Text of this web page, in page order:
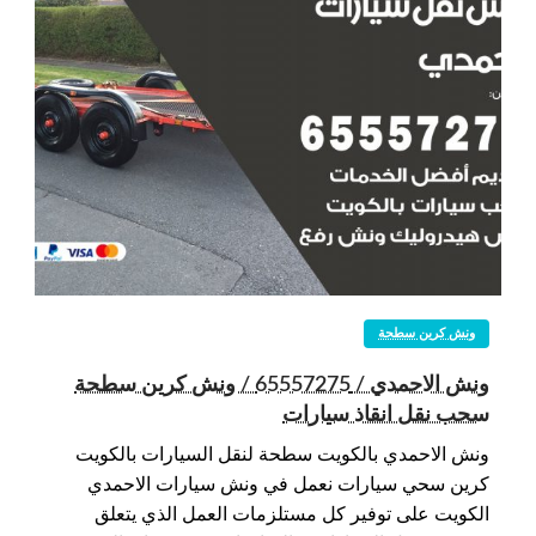
ونش كرين سطحة
ونش الاحمدي / 65557275 / ونش كرين سطحة
سحب نقل انقاذ سيارات
ونش الاحمدي بالكويت سطحة لنقل السيارات بالكويت
كرين سحي سيارات نعمل في ونش سيارات الاحمدي
الكويت على توفير كل مستلزمات العمل الذي يتعلق